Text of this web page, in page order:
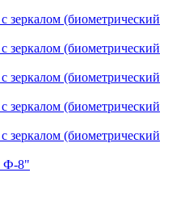
зеркалом (биометрический
зеркалом (биометрический
зеркалом (биометрический
зеркалом (биометрический
зеркалом (биометрический
Ф-8"